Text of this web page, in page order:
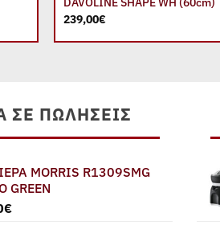
239,00€
ΣΕ ΠΩΛΉΣΕΙΣ
MORRIS R1309SMG
GREEN
€